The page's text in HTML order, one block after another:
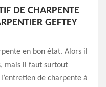
DE CHARPENTE
GEFTEY
en bon état. Alors il
mais il faut surtout
de charpente à